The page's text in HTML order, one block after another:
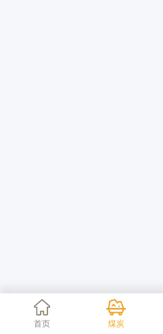
首页 煤炭